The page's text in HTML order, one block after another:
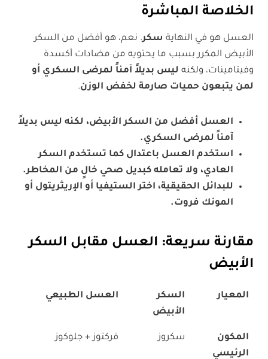
الخلاصة المباشرة
العسل هو في النهاية سكر. نعم، هو أفضل من السكر
الأبيض المكرر بسبب ما يحتويه من مضادات أكسدة
وفيتامينات، ولكنه ليس بديلاً آمناً لمرضى السكري أو
لمن يتبعون حميات صارمة لخفض الوزن.
العسل أفضل من السكر الأبيض، لكنه ليس بديلاً
آمناً لمرضى السكري.
استخدم العسل باعتدال كما تستخدم السكر
العادي، ولا تعامله كبديل صحي خالٍ من المخاطر.
للبدائل الحقيقية، اختر الستيفيا أو الإريثريتول أو
المونك فروت.
مقارنة سريعة: العسل مقابل السكر
الأبيض
المعيار
السكر
الأبيض
العسل الطبيعي
المكون
الرئيسي
سكروز فركتوز + جلوكوز